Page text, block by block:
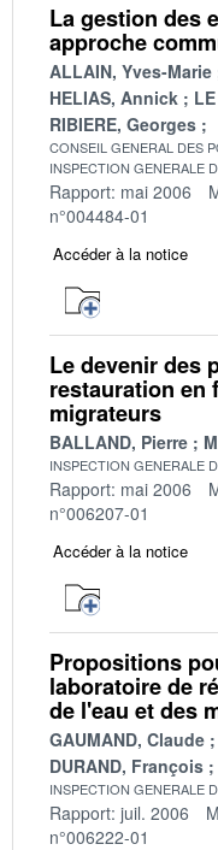
La gestion des
approche
ALLAIN, Yves-Marie
HELIAS, Annick
RIBIERE, Georges
CONSEIL GENERAL DES
INSPECTION GENERALE
Rapport: mai 2006
n°004484-01
Accéder à la notice
Le devenir des
restauration en
migrateurs
BALLAND, Pierre
INSPECTION GENERALE
Rapport: mai 2006
n°006207-01
Accéder à la notice
Propositions
laboratoire de
de l'eau et des
GAUMAND, Claude
DURAND, François
INSPECTION GENERALE
Rapport: juil. 2006
n°006222-01